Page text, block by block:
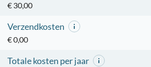
€ 30,00
Verzendkosten
€ 0,00
Totale kosten per jaar